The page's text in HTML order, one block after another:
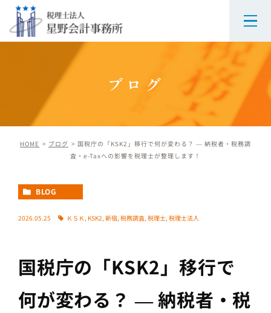
ブログ
HOME ブログ
国税庁の「KSK2」移行で何が変わる？ ― 納税者・税務調
査・e-Taxへの影響を税理士が整理します！
BLOG
2026.05.25 ＫＳＫ, KSK2,新宿,税務調査,税理士,税理士法人
国税庁の「KSK2」移行で
何が変わる？ ― 納税者・税